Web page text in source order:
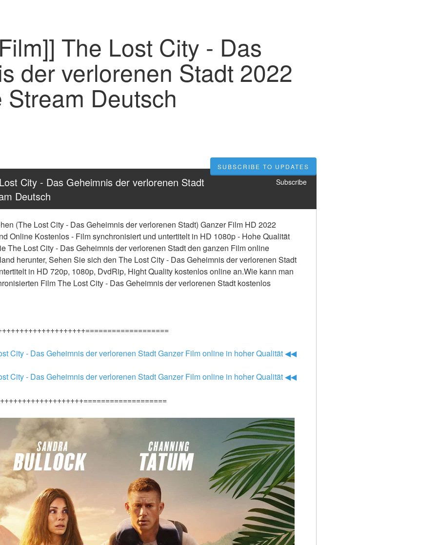
The Lost City - Das
der verlorenen Stadt 2022
Deutsch
SUBSCRIBE TO UPDATES
City - Das Geheimnis der verlorenen Stadt
Deutsch
Subscribe
(The Lost City - Das Geheimnis der verlorenen Stadt) Ganzer Film HD 2022
Online Kostenlos - Film synchronisiert und untertitelt in HD 1080p - Hohe Qualität
The Lost City - Das Geheimnis der verlorenen Stadt den ganzen Film online
herunter, Sehen Sie sich den The Lost City - Das Geheimnis der verlorenen Stadt
in HD 720p, 1080p, DvdRip, Hight Quality kostenlos online an.Wie kann man
Film The Lost City - Das Geheimnis der verlorenen Stadt kostenlos
City - Das Geheimnis der verlorenen Stadt Ganzer Film online in hoher Qualität ◀◀
City - Das Geheimnis der verlorenen Stadt Ganzer Film online in hoher Qualität ◀◀